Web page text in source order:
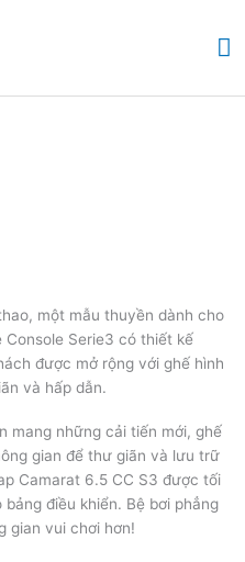
một mẫu thuyền dành cho
Serie3 có thiết kế
được mở rộng với ghế hình
và hấp dẫn.
mang những cải tiến mới, ghế
gian để thư giãn và lưu trữ
Camarat 6.5 CC S3 được tối
điều khiển. Bệ bơi phẳng
gian vui chơi hơn!